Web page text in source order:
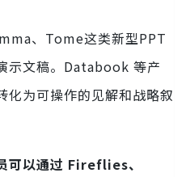
、Tome这类新型PPT
示文稿。Databook 等产
化为可操作的见解和战略叙
可以通过 Fireflies、